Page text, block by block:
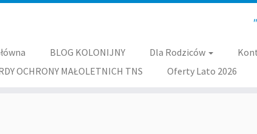
BLOG KOLONIJNY Dla Rodziców
OCHRONY MAŁOLETNICH TNS
Oferty Lato 2026